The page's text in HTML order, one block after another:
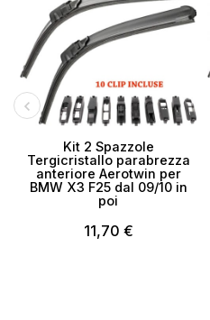
Kit 2 Spazzole
Tergicristallo parabrezza
anteriore Aerotwin per
BMW X3 F25 dal 09/10 in
poi
11,70 €